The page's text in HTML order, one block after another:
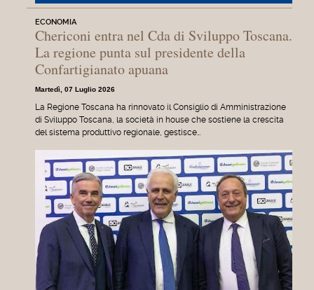
ECONOMIA
Chericoni entra nel Cda di Sviluppo Toscana.
La regione punta sul presidente della
Confartigianato apuana
Martedì, 07 Luglio 2026
La Regione Toscana ha rinnovato il Consiglio di Amministrazione
di Sviluppo Toscana, la società in house che sostiene la crescita
del sistema produttivo regionale, gestisce…